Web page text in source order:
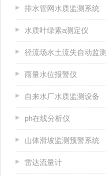
排水管网水质监测系统
水质叶绿素a测定仪
径流场水土流失自动监测系统
雨量水位报警仪
自来水厂水质监测设备
ph在线分析仪
山体滑坡监测预警系统
雷达流量计